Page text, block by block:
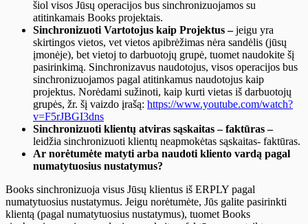
šiol visos Jūsų operacijos bus sinchronizuojamos su
atitinkamais Books projektais.
Sinchronizuoti Vartotojus kaip Projektus –jeigu yra
skirtingos vietos, vet vietos apibrėžimas nėra sandėlis (jūsų
įmonėje), bet vietoj to darbuotojų grupė, tuomet naudokite šį
pasirinkimą. Sinchronizavus naudotojus, visos operacijos bus
sinchronizuojamos pagal atitinkamus naudotojus kaip
projektus. Norėdami sužinoti, kaip kurti vietas iš darbuotojų
grupės, žr. šį vaizdo įrašą: https://www.youtube.com/watch?
v=F5rJBGI3dns
Sinchronizuoti klientų atviras sąskaitas – faktūras –
leidžia sinchronizuoti klientų neapmokėtas sąskaitas- faktūras.
Ar norėtumėte matyti arba naudoti kliento vardą pagal
numatytuosius nustatymus?
Books sinchronizuoja visus Jūsų klientus iš ERPLY pagal
numatytuosius nustatymus. Jeigu norėtumėte, Jūs galite pasirinkti
klientą (pagal numatytuosius nustatymus), tuomet Books